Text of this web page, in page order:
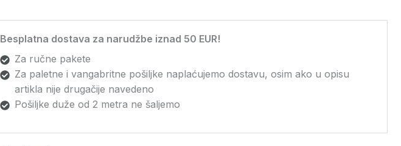
Besplatna dostava za narudžbe iznad 50 EUR!
Za ručne pakete
Za paletne i vangabritne pošiljke naplaćujemo dostavu, osim ako u opisu
artikla nije drugačije navedeno
Pošiljke duže od 2 metra ne šaljemo